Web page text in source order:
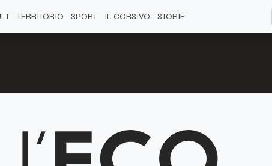
TERRITORIO SPORT IL CORSIVO STORIE